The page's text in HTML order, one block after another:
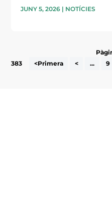
JUNY 5, 2026 | NOTÍCIES
383
<Primera < ... 9